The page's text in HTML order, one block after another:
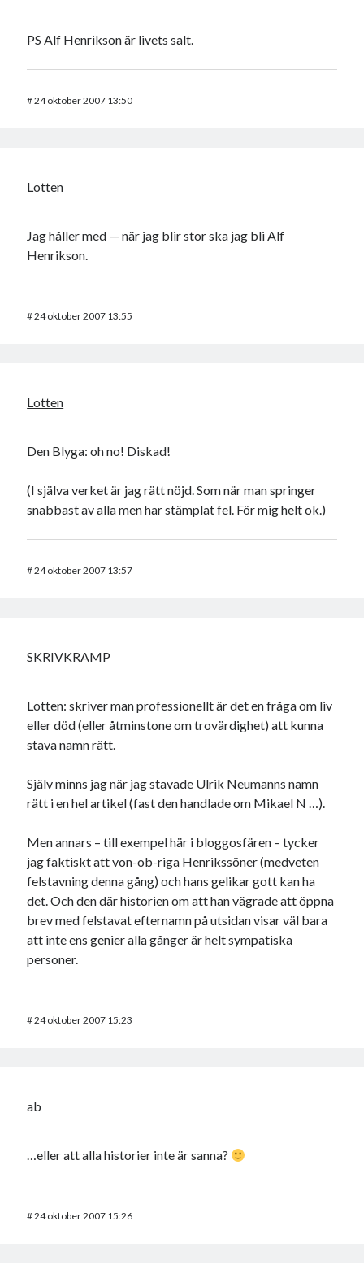
PS Alf Henrikson är livets salt.
#24 oktober 2007 13:50
Lotten
Jag håller med — när jag blir stor ska jag bli Alf
Henrikson.
#24 oktober 2007 13:55
Lotten
Den Blyga: oh no! Diskad!
(I själva verket är jag rätt nöjd. Som när man springer
snabbast av alla men har stämplat fel. För mig helt ok.)
#24 oktober 2007 13:57
SKRIVKRAMP
Lotten: skriver man professionellt är det en fråga om liv
eller död (eller åtminstone om trovärdighet) att kunna
stava namn rätt.
Själv minns jag när jag stavade Ulrik Neumanns namn
rätt i en hel artikel (fast den handlade om Mikael N …).
Men annars – till exempel här i bloggosfären – tycker
jag faktiskt att von-ob-riga Henrikssöner (medveten
felstavning denna gång) och hans gelikar gott kan ha
det. Och den där historien om att han vägrade att öppna
brev med felstavat efternamn på utsidan visar väl bara
att inte ens genier alla gånger är helt sympatiska
personer.
#24 oktober 2007 15:23
ab
…eller att alla historier inte är sanna?
#24 oktober 2007 15:26